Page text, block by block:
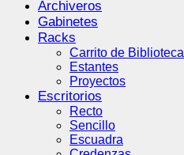
Archiveros
Gabinetes
Racks
Carrito de Biblioteca
Estantes
Proyectos
Escritorios
Recto
Sencillo
Escuadra